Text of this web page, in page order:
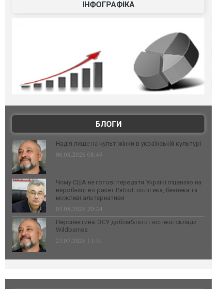
ІНФОГРАФІКА
БЛОГИ
Надія лише на культ жінки в українській культурі
06.08.2026 08:49
Чому США не готові передати Україні ліцензію на
виробництво ракет Patriot: політика, безпека та
можливі альтернативи
03.08.2026 20:24
Перспектива: ЗСУ добомблять і всі інші склади
Wildberries
23.07.2026 11:31